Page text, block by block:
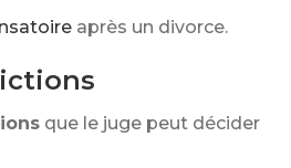
après un divorce.
que le juge peut décider